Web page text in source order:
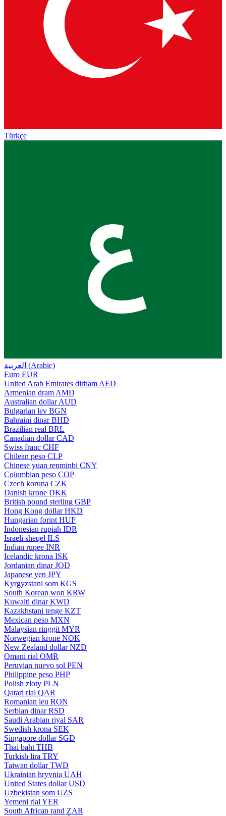
Türkçe
ع
العربية (Arabic)
Euro EUR
United Arab Emirates dirham AED
Armenian dram AMD
Australian dollar AUD
Bulgarian lev BGN
Bahraini dinar BHD
Brazilian real BRL
Canadian dollar CAD
Swiss franc CHF
Chilean peso CLP
Chinese yuan renminbi CNY
Columbian peso COP
Czech koruna CZK
Danish krone DKK
British pound sterling GBP
Hong Kong dollar HKD
Hungarian forint HUF
Indonesian rupiah IDR
Israeli sheqel ILS
Indian rupee INR
Icelandic krona ISK
Jordanian dinar JOD
Japanese yen JPY
Kyrgyzstani som KGS
South Korean won KRW
Kuwaiti dinar KWD
Kazakhstani tenge KZT
Mexican peso MXN
Malaysian ringgit MYR
Norwegian krone NOK
New Zealand dollar NZD
Omani rial OMR
Peruvian nuevo sol PEN
Philippine peso PHP
Polish zloty PLN
Qatari rial QAR
Romanian leu RON
Serbian dinar RSD
Saudi Arabian riyal SAR
Swedish krona SEK
Singapore dollar SGD
Thai baht THB
Turkish lira TRY
Taiwan dollar TWD
Ukrainian hryvnia UAH
United States dollar USD
Uzbekistan som UZS
Yemeni rial YER
South African rand ZAR